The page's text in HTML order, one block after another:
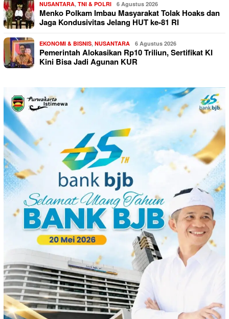
NUSANTARA, TNI & POLRI 6 Agustus 2026
Menko Polkam Imbau Masyarakat Tolak Hoaks dan
Jaga Kondusivitas Jelang HUT ke-81 RI
EKONOMI & BISNIS, NUSANTARA 6 Agustus 2026
Pemerintah Alokasikan Rp10 Triliun, Sertifikat KI
Kini Bisa Jadi Agunan KUR